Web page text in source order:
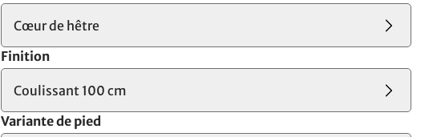
Cœur de hêtre
Finition
Coulissant 100 cm
Variante de pied